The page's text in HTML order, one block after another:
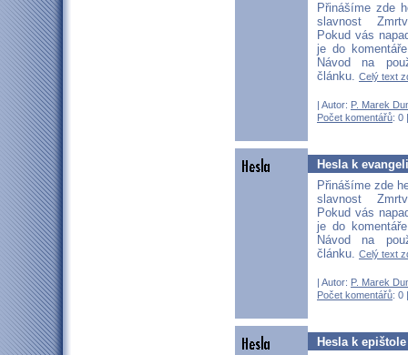
Přinášíme zde
slavnost
Pokud vás
je do
Návod na
článku. Celý text
| Autor: P. Marek
Počet komentářů: 0
Hesla k
Přinášíme zde
slavnost
Pokud vás
je do
Návod na
článku. Celý text
| Autor: P. Marek
Počet komentářů: 0
Hesla k